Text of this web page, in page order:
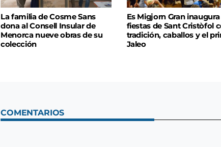
La familia de Cosme Sans
dona al Consell Insular de
Menorca nueve obras de su
colección
Es Migjorn Gran
fiestas de Sant Cristòfol
tradición, caballos y el
Jaleo
COMENTARIOS